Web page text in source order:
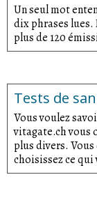
Un seul mot
dix phrases
plus de 120
Tests de
Vous voulez
vitagate.ch vous
plus divers.
choisissez ce qui